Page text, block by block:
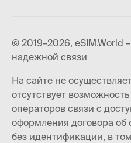
© 2019–2026, eSIM.World
надежной связи
На сайте не
отсутствует
операторов связи с
оформления договора об
без идентификации, в